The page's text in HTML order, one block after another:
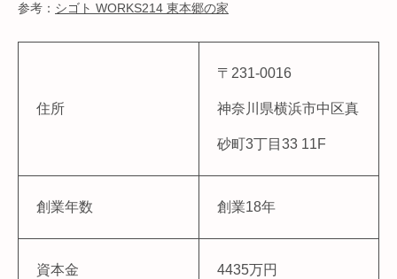
参考： シゴト WORKS214 東本郷の家
住所
〒231-0016
神奈川県横浜市中区真
砂町3丁目33 11F
創業年数 創業18年
資本金 4435万円